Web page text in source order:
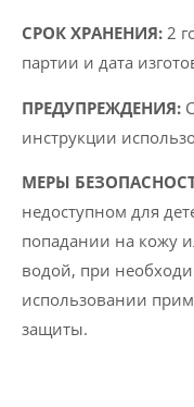
СРОК ХРАНЕНИЯ: 2
партии и дата
ПРЕДУПРЕЖДЕНИЯ:
инструкции
МЕРЫ
недоступном для
попадании на кожу
водой, при
использовании
защиты.